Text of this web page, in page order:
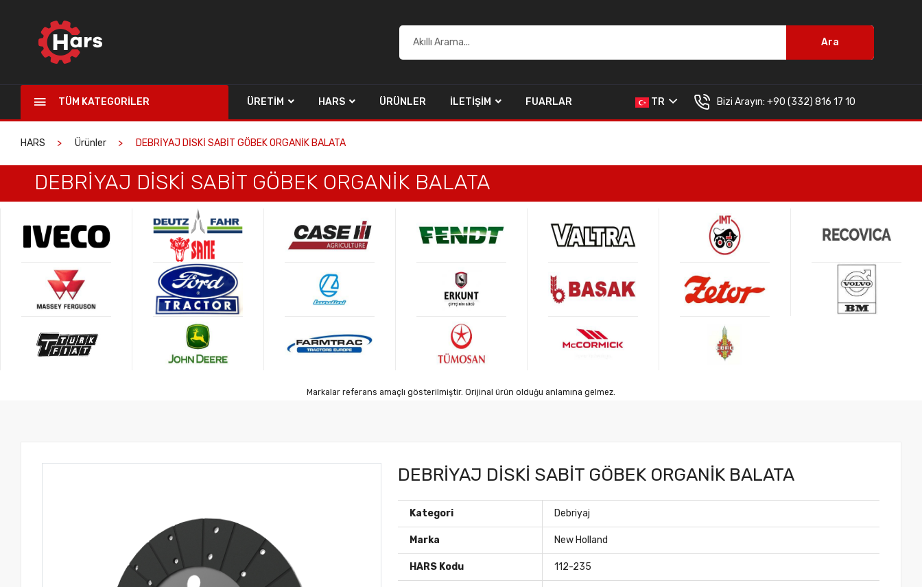
Ara
TÜM KATEGORILER ÜRETIM HARS ÜRÜNLER İLETIŞIM FUARLAR TR Bizi Arayın: +90 (332) 816 17 10
HARS Ürünler DEBRİYAJ DİSKİ SABİT GÖBEK ORGANİK BALATA
DEBRİYAJ DİSKİ SABİT GÖBEK ORGANİK BALATA
Markalar referans amaçlı gösterilmiştir. Orijinal ürün olduğu anlamına gelmez.
DEBRİYAJ DİSKİ SABİT GÖBEK ORGANİK BALATA
Kategori Debriyaj
Marka New Holland
HARS Kodu 112-235